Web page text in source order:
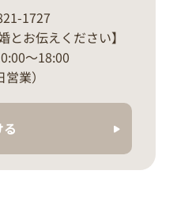
1727
とお伝えください】
～18:00
業）